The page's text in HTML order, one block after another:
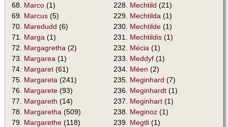
68. Marco (1)
69. Marcus (5)
70. Maredudd (6)
71. Marga (1)
72. Margagretha (2)
73. Margarea (1)
74. Margaret (61)
75. Margareta (241)
76. Margarete (93)
77. Margareth (14)
78. Margaretha (509)
79. Margarethe (118)
228. Mechtild (21)
229. Mechtilda (1)
230. Mechtilde (1)
231. Mechtildis (1)
232. Mécia (1)
233. Meddyf (1)
234. Méen (2)
235. Meginhard (7)
236. Meginhardt (1)
237. Meginhart (1)
238. Meginoz (1)
239. Megtli (1)